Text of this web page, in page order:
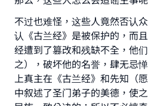
不过也难怪，这些人竟然否认
认《古兰经》是被保护的，而
经遭到了篡改和残缺不全，他
之），破坏他的名誉，肆无忌
上真主在《古兰经》和先知（
中叙述了圣门弟子的美德，使